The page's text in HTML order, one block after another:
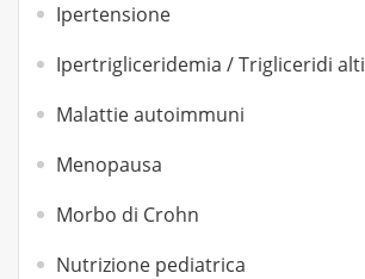
Ipertensione
Ipertrigliceridemia / Trigliceridi alti
Malattie autoimmuni
Menopausa
Morbo di Crohn
Nutrizione pediatrica